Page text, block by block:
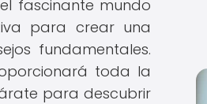
fascinante mundo
para crear una
fundamentales.
toda la
para descubrir